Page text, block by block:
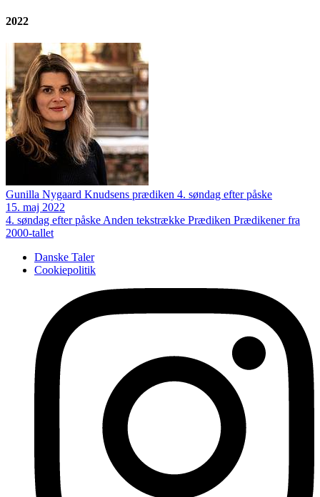
2022
Gunilla Nygaard Knudsens prædiken 4. søndag efter påske
15. maj 2022
4. søndag efter påskeAnden tekstrække Prædiken Prædikener fra
2000-tallet
Danske Taler
Cookiepolitik